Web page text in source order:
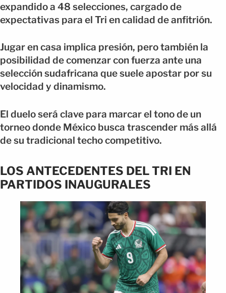
expandido a 48 selecciones, cargado de
expectativas para el Tri en calidad de anfitrión.
Jugar en casa implica presión, pero también la
posibilidad de comenzar con fuerza ante una
selección sudafricana que suele apostar por su
velocidad y dinamismo.
El duelo será clave para marcar el tono de un
torneo donde México busca trascender más allá
de su tradicional techo competitivo.
LOS ANTECEDENTES DEL TRI EN
PARTIDOS INAUGURALES